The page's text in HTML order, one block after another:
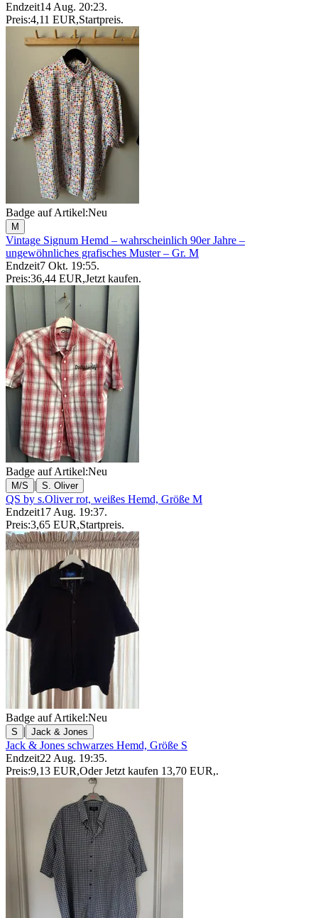
Endzeit14 Aug. 20:23.
Preis:4,11 EUR,Startpreis.
Badge auf Artikel:Neu
M
Vintage Signum Hemd – wahrscheinlich 90er Jahre –
ungewöhnliches grafisches Muster – Gr. M
Endzeit7 Okt. 19:55.
Preis:36,44 EUR,Jetzt kaufen.
Badge auf Artikel:Neu
M/S | S. Oliver
QS by s.Oliver rot, weißes Hemd, Größe M
Endzeit17 Aug. 19:37.
Preis:3,65 EUR,Startpreis.
Badge auf Artikel:Neu
S | Jack & Jones
Jack & Jones schwarzes Hemd, Größe S
Endzeit22 Aug. 19:35.
Preis:9,13 EUR,Oder Jetzt kaufen 13,70 EUR,.